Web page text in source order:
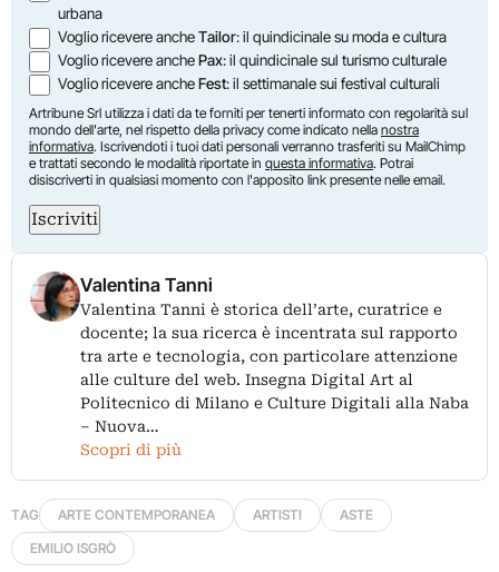
urbana
Voglio ricevere ancheTailor: il quindicinale su moda e cultura
Voglio ricevere anchePax: il quindicinale sul turismo culturale
Voglio ricevere ancheFest: il settimanale sui festival culturali
Artribune Srl utilizza i dati da te forniti per tenerti informato con regolarità sul
mondo dell'arte, nel rispetto della privacy come indicato nella nostra
informativa. Iscrivendoti i tuoi dati personali verranno trasferiti su MailChimp
e trattati secondo le modalità riportate in questa informativa. Potrai
disiscriverti in qualsiasi momento con l'apposito link presente nelle email.
Iscriviti
Valentina Tanni
Valentina Tanni è storica dell’arte, curatrice e
docente; la sua ricerca è incentrata sul rapporto
tra arte e tecnologia, con particolare attenzione
alle culture del web. Insegna Digital Art al
Politecnico di Milano e Culture Digitali alla Naba
– Nuova…
Scopri di più
TAG ARTE CONTEMPORANEA ARTISTI
ASTE
EMILIO ISGRÒ